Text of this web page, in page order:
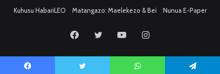
Kuhusu HabariLEO
Matangazo: Maelekezo & Bei Nunua E-Paper
FacebookTwitter YouTubeInstagram